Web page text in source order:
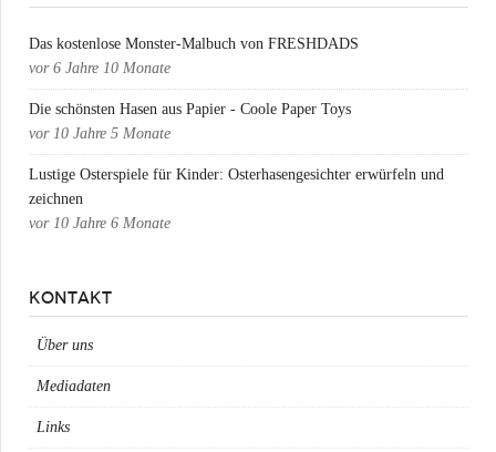
Das kostenlose Monster-Malbuch von FRESHDADS
vor 6 Jahre 10 Monate
Die schönsten Hasen aus Papier - Coole Paper Toys
vor 10 Jahre 5 Monate
Lustige Osterspiele für Kinder: Osterhasengesichter erwürfeln und
zeichnen
vor 10 Jahre 6 Monate
KONTAKT
Über uns
Mediadaten
Links